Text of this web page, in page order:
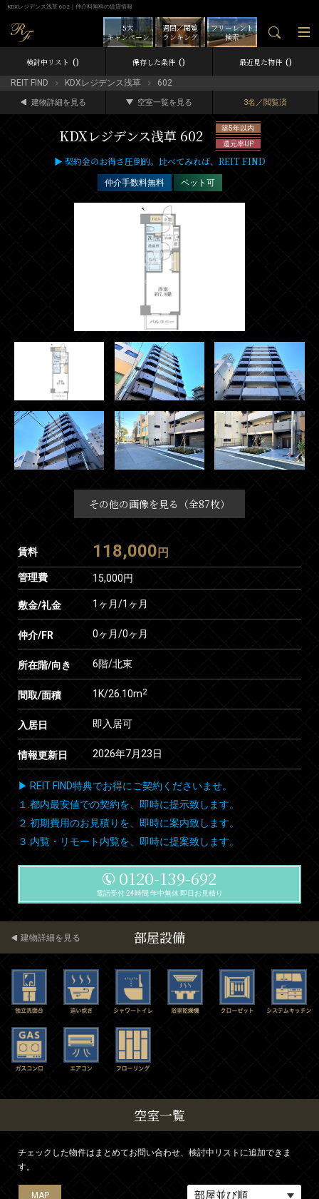
KDXレジデンス浅草 602｜仲介料無料の賃貸情報
フリーレント
検索
週間／閲覧
ランキング
5大
キャンペーン
検討中リスト 0 保存した条件 0 最近見た物件 0
REIT FIND KDXレジデンス浅草 602
建物詳細を見る 空室一覧を見る 3名／閲覧済
KDXレジデンス浅草 602
築5年以内
還元率UP
▶ 契約金のお得さ圧倒的。比べてみれば、REIT FIND
仲介手数料無料 ペット可
その他の画像を見る（全87枚）
賃料 118,000 円
管理費 15,000円
敷金/礼金 1ヶ月/1ヶ月
仲介/FR 0ヶ月/0ヶ月
所在階/向き 6階/北東
間取/面積 1K/26.10m2
入居日 即入居可
情報更新日 2026年7月23日
▶ REIT FIND特典でお得にご契約くださいませ。
１.都内最安値での契約を、即時に提示致します。
２.初期費用のお見積りを、即時に案内致します。
３.内覧・リモート内覧を、即時に提案致します。
0120-139-692
電話受付 24時間 年中無休 即日お見積り
部屋設備
建物詳細を見る
空室一覧
チェックした物件はまとめてお問い合わせ、検討中リストに追加できま
す。
MAP